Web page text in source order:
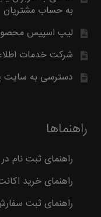
به حساب مشتریان
لیپ اسپیس
شرکت خدمات
دسترسی به سایت
راهنماها
راهنمای ثبت نام
راهنمای خرید
راهنمای ثبت